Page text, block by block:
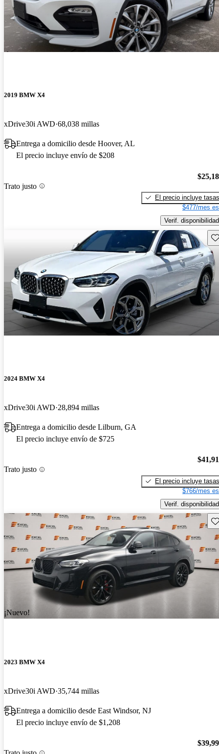
2019 BMW X4
xDrive30i AWD 68,038 millas
Entrega a domicilio desde Hoover, AL
El precio incluye envío de $208
Trato justo
El precio incluye tasas
$477/mes
Verif. disponibilidad
2024 BMW X4
xDrive30i AWD 28,894 millas
Entrega a domicilio desde Lilburn, GA
El precio incluye envío de $725
Trato justo
El precio incluye tasas
$766/mes
Verif. disponibilidad
¡Nuevo!
2023 BMW X4
xDrive30i AWD 35,744 millas
Entrega a domicilio desde East Windsor, NJ
El precio incluye envío de $1,208